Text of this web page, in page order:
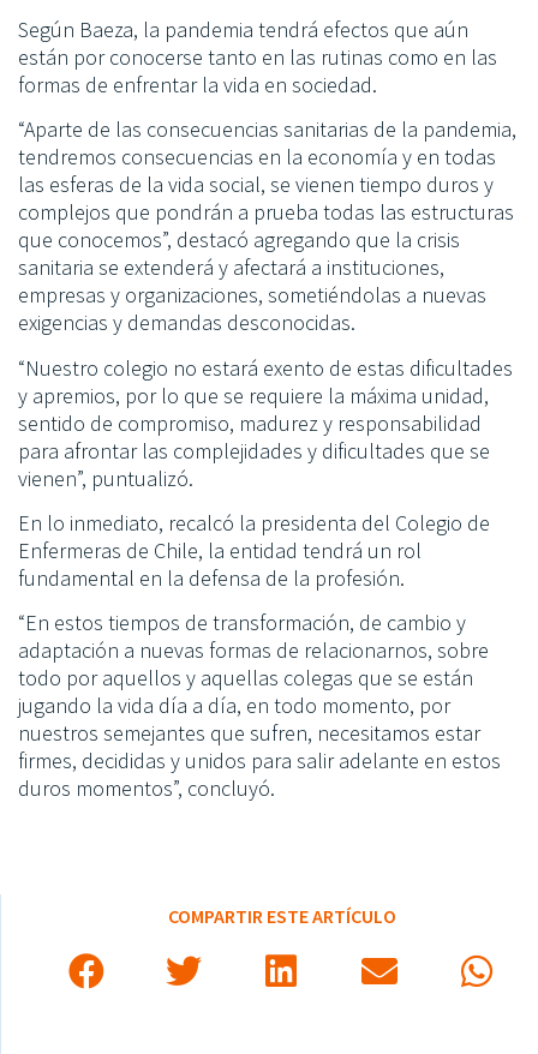
Según Baeza, la pandemia tendrá efectos que aún
están por conocerse tanto en las rutinas como en las
formas de enfrentar la vida en sociedad.
“Aparte de las consecuencias sanitarias de la pandemia,
tendremos consecuencias en la economía y en todas
las esferas de la vida social, se vienen tiempo duros y
complejos que pondrán a prueba todas las estructuras
que conocemos”, destacó agregando que la crisis
sanitaria se extenderá y afectará a instituciones,
empresas y organizaciones, sometiéndolas a nuevas
exigencias y demandas desconocidas.
“Nuestro colegio no estará exento de estas dificultades
y apremios, por lo que se requiere la máxima unidad,
sentido de compromiso, madurez y responsabilidad
para afrontar las complejidades y dificultades que se
vienen”, puntualizó.
En lo inmediato, recalcó la presidenta del Colegio de
Enfermeras de Chile, la entidad tendrá un rol
fundamental en la defensa de la profesión.
“En estos tiempos de transformación, de cambio y
adaptación a nuevas formas de relacionarnos, sobre
todo por aquellos y aquellas colegas que se están
jugando la vida día a día, en todo momento, por
nuestros semejantes que sufren, necesitamos estar
firmes, decididas y unidos para salir adelante en estos
duros momentos”, concluyó.
COMPARTIR ESTE ARTÍCULO